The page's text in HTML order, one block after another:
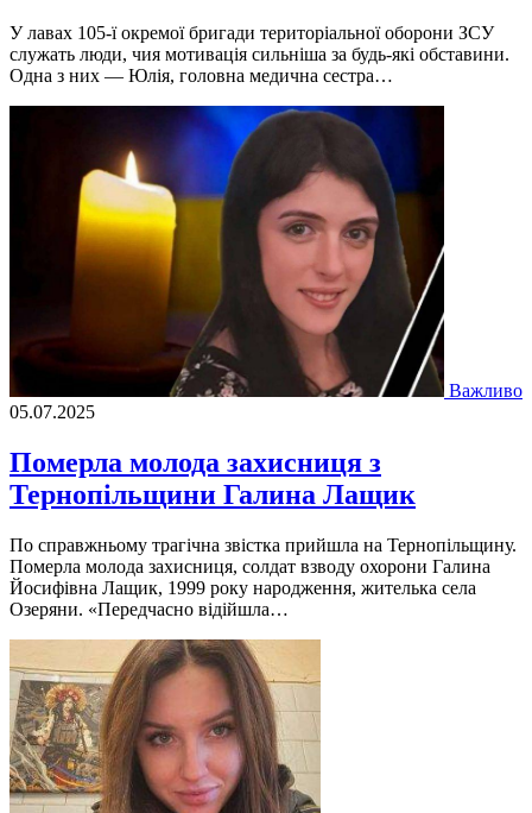
У лавах 105-ї окремої бригади територіальної оборони ЗСУ
служать люди, чия мотивація сильніша за будь-які обставини.
Одна з них — Юлія, головна медична сестра…
Важливо
05.07.2025
Померла молода захисниця з
Тернопільщини Галина Лащик
По справжньому трагічна звістка прийшла на Тернопільщину.
Померла молода захисниця, солдат взводу охорони Галина
Йосифівна Лащик, 1999 року народження, жителька села
Озеряни. «Передчасно відійшла…